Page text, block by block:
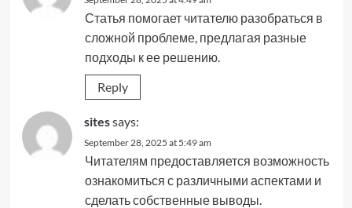
Статья помогает читателю разобраться в
сложной проблеме, предлагая разные
подходы к ее решению.
Reply
sitessays:
September 28, 2025 at 5:49 am
Читателям предоставляется возможность
ознакомиться с различными аспектами и
сделать собственные выводы.